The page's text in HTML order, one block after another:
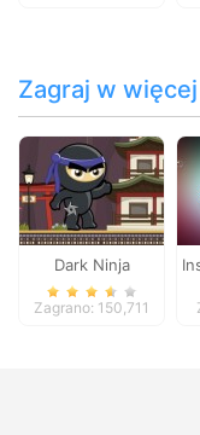
Zagraj w
Dark Ninja
Zagrano: 150,711